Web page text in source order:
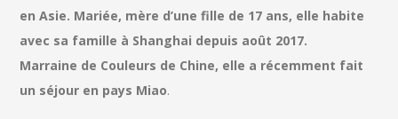
en Asie. Mariée, mère d’une fille de 17 ans, elle habite
avec sa famille à Shanghai depuis août 2017.
Marraine de Couleurs de Chine, elle a récemment fait
un séjour en pays Miao.